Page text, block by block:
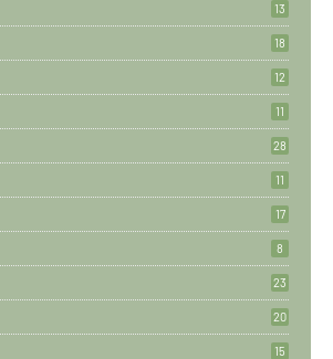
13
18
12
11
28
11
17
8
23
20
15